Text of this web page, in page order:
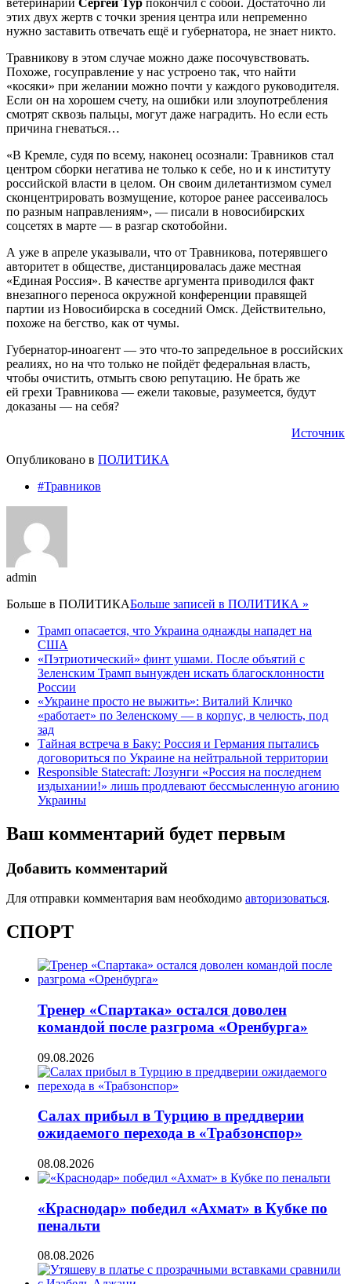
этих двух жертв с точки зрения центра или непременно
нужно заставить отвечать ещё и губернатора, не знает никто.
Травникову в этом случае можно даже посочувствовать.
Похоже, госуправление у нас устроено так, что найти
«косяки» при желании можно почти у каждого руководителя.
Если он на хорошем счету, на ошибки или злоупотребления
смотрят сквозь пальцы, могут даже наградить. Но если есть
причина гневаться…
«В Кремле, судя по всему, наконец осознали: Травников стал
центром сборки негатива не только к себе, но и к институту
российской власти в целом. Он своим дилетантизмом сумел
сконцентрировать возмущение, которое ранее рассеивалось
по разным направлениям», — писали в новосибирских
соцсетях в марте — в разгар скотобойни.
А уже в апреле указывали, что от Травникова, потерявшего
авторитет в обществе, дистанцировалась даже местная
«Единая Россия». В качестве аргумента приводился факт
внезапного переноса окружной конференции правящей
партии из Новосибирска в соседний Омск. Действительно,
похоже на бегство, как от чумы.
Губернатор-иноагент — это что-то запредельное в российских
реалиях, но на что только не пойдёт федеральная власть,
чтобы очистить, отмыть свою репутацию. Не брать же
ей грехи Травникова — ежели таковые, разумеется, будут
доказаны — на себя?
Источник
Опубликовано в ПОЛИТИКА
#Травников
admin
Больше в ПОЛИТИКАБольше записей в ПОЛИТИКА »
Трамп опасается, что Украина однажды нападет на
США
«Пэтриотический» финт ушами. После объятий с
Зеленским Трамп вынужден искать благосклонности
России
«Украине просто не выжить»: Виталий Кличко
«работает» по Зеленскому — в корпус, в челюсть, под
зад
Тайная встреча в Баку: Россия и Германия пытались
договориться по Украине на нейтральной территории
Responsible Statecraft: Лозунги «Россия на последнем
издыхании!» лишь продлевают бессмысленную агонию
Украины
Ваш комментарий будет первым
Добавить комментарий
Для отправки комментария вам необходимо авторизоваться.
СПОРТ
Тренер «Спартака» остался доволен
командой после разгрома «Оренбурга»
09.08.2026
Салах прибыл в Турцию в преддверии
ожидаемого перехода в «Трабзонспор»
08.08.2026
«Краснодар» победил «Ахмат» в Кубке по
пенальти
08.08.2026